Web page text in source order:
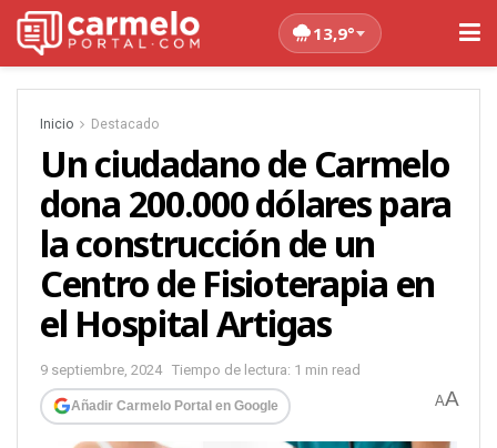
13,9°
Inicio Destacado
Un ciudadano de Carmelo
dona 200.000 dólares para
la construcción de un
Centro de Fisioterapia en
el Hospital Artigas
9 septiembre, 2024 Tiempo de lectura: 1 min read
Añadir Carmelo Portal en Google AA